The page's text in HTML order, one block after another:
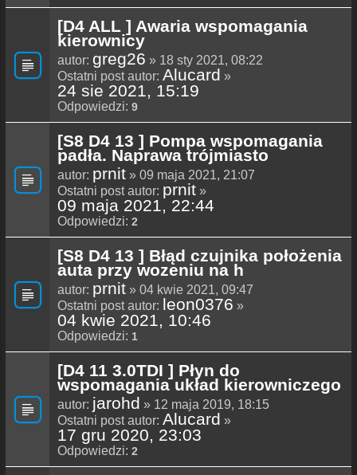
[D4 ALL ] Awaria wspomagania
kierownicy
autor: greg26 » 18 sty 2021, 08:22
Ostatni post autor: Alucard »
24 sie 2021, 15:19
Odpowiedzi: 9
[S8 D4 13 ] Pompa wspomagania
padła. Naprawa trójmiasto
autor: prnit » 09 maja 2021, 21:07
Ostatni post autor: prnit »
09 maja 2021, 22:44
Odpowiedzi: 2
[S8 D4 13 ] Błąd czujnika położenia
auta przy wozeniu na h
autor: prnit » 04 kwie 2021, 09:47
Ostatni post autor: leon0376 »
04 kwie 2021, 10:46
Odpowiedzi: 1
[D4 11 3.0TDI ] Płyn do
wspomagania układ kierowniczego
autor: jarohd » 12 maja 2019, 18:15
Ostatni post autor: Alucard »
17 gru 2020, 23:03
Odpowiedzi: 2